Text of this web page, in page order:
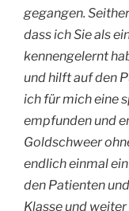
gegangen.
dass ich Sie als
kennengelernt
und hilft auf den
ich für mich eine
empfunden und
Goldschweer
endlich einmal
den Patienten
Klasse und weiter